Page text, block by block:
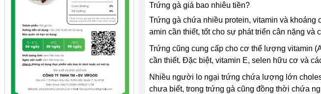
Trứng gà giá bao nhiêu tiền?
Trứng gà chứa nhiều protein, vitamin và khoáng
amin cần thiết, tốt cho sự phát triển cân nặng và
Trứng cũng cung cấp cho cơ thể lượng vitamin
cần thiết. Đặc biệt, vitamin E, selen hữu cơ và
Nhiều người lo ngại trứng chứa lượng lớn
chưa biết, trong trứng gà cũng đồng thời chứa